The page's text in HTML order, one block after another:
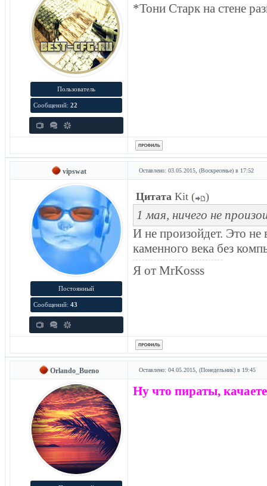
Пользователь
Сообщений: 22
*Тони Старк на стене
vipswat Оставлено: 03.05.2015, (Воскресенье) в 17:52
Постоянный
Сообщений: 43
Цитата Kit ( )
1 мая, ничего не
И не произойдет. Это не
каменного века без
Я от MrKosss
Orlando_Bueno Оставлено: 04.05.2015, (Понедельник) в 19:45
Ну что пираты,